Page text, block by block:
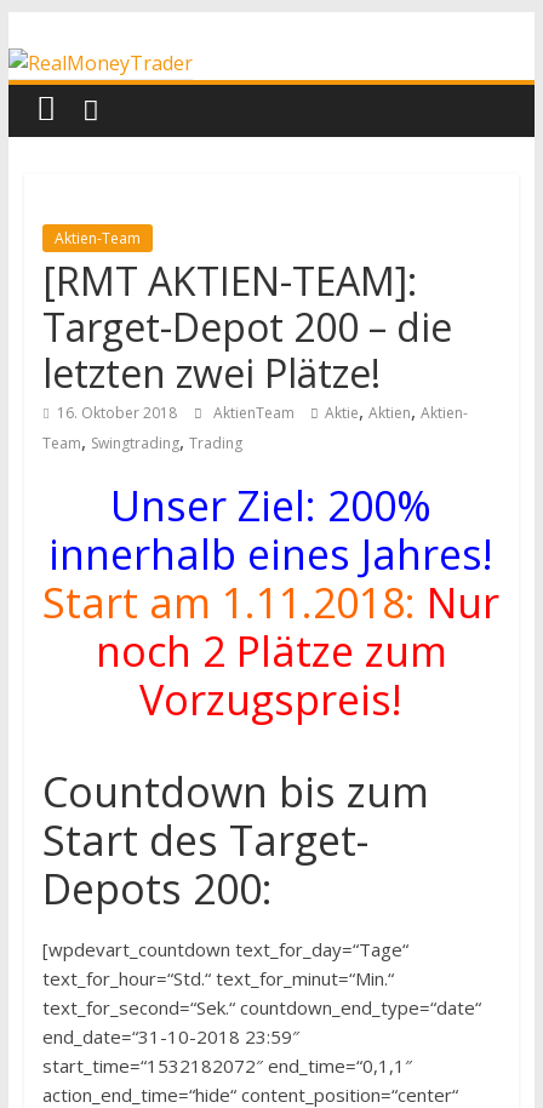
Inhalt
springen
RealMoneyTrader
Echtgeld-
Trading
Aktien-Team
[RMT AKTIEN-TEAM]:
Target-Depot 200 – die
letzten zwei Plätze!
16. Oktober 2018 AktienTeam Aktie, Aktien, Aktien-
Team, Swingtrading, Trading
Unser Ziel: 200%
innerhalb eines Jahres!
Start am 1.11.2018: Nur
noch 2 Plätze zum
Vorzugspreis!
Countdown bis zum
Start des Target-
Depots 200:
[wpdevart_countdown text_for_day=“Tage“
text_for_hour=“Std.“ text_for_minut=“Min.“
text_for_second=“Sek.“ countdown_end_type=“date“
end_date=“31-10-2018 23:59″
start_time=“1532182072″ end_time=“0,1,1″
action_end_time=“hide“ content_position=“center“